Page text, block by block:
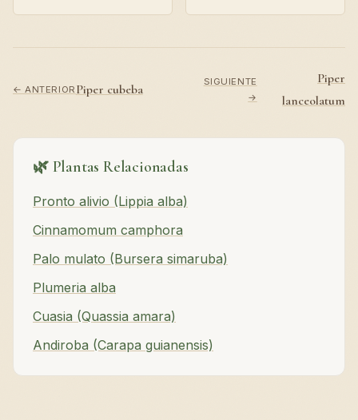
← ANTERIOR Piper cubeba
SIGUIENTE
→
Piper
lanceolatum
🌿 Plantas Relacionadas
Pronto alivio (Lippia alba)
Cinnamomum camphora
Palo mulato (Bursera simaruba)
Plumeria alba
Cuasia (Quassia amara)
Andiroba (Carapa guianensis)